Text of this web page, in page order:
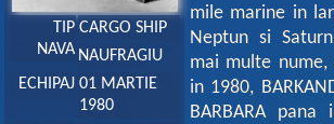
TIP
NAVA
CARGO SHIP
NAUFRAGIU
01 MARTIE
1980
ECHIPAJ
mile marine in
Neptun si
mai multe nume,
in 1980,
BARBARA